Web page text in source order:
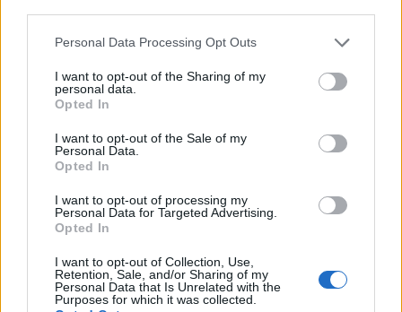
Please note that this website/app uses one or more Google
not limited to your visit or usage behaviour. You may click to
grant or deny consent to Google and its third-party tags to
use your data for below specified purposes in below Google
consent section.
Personal Data Processing Opt Outs
I want to opt-out of the Sharing of my
personal data.
Opted In
I want to opt-out of the Sale of my
Personal Data.
Opted In
I want to opt-out of processing my
Personal Data for Targeted Advertising.
Opted In
I want to opt-out of Collection, Use,
Retention, Sale, and/or Sharing of my
Personal Data that Is Unrelated with the
Purposes for which it was collected.
trading automatico.
Asset multipli
1.000 asset finanziari che includono Forex, Azioni,
Materie Prime, Indici e Criptovalute.
Istruzione. Ottieni una formazione completa e pertinente
e molte altre strategie tecniche di trading quando fai
trading con i tuoi asset preferiti.
un mercato simulato dal vivo utilizzando fondi virtuali
senza rischi.
FAQ principali sull’indicatore Awesome Oscillator
Cos’è l’indicatore Awesome Oscillator?